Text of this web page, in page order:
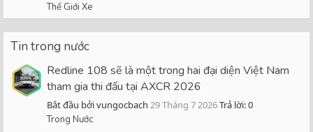
Thế Giới Xe
Tin trong nước
Redline 108 sẽ là một trong hai đại diện Việt Nam
tham gia thi đấu tại AXCR 2026
Bắt đầu bởi vungocbach 29 Tháng 7 2026Trả lời: 0
Trong Nước